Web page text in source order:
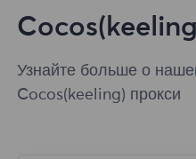
Узнайте больше о
Cocos(keeling) прокси